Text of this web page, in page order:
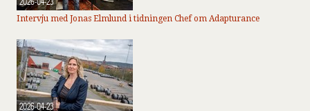
Intervju med Jonas Elmlund i tidningen Chef om Adapturance
2026-04-23